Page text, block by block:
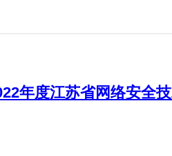
年度江苏省网络安全